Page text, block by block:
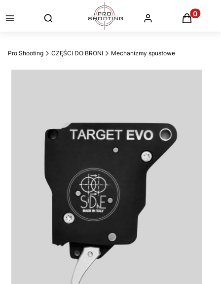
Otwórz wyszukiwarkę
Pro Shooting CZĘŚCI DO BRONI Mechanizmy spustowe